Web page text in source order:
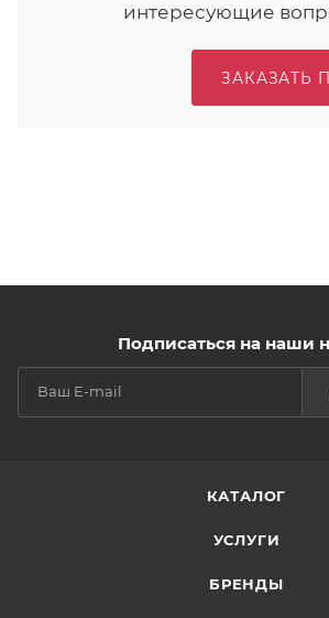
интересующие
ЗАКАЗАТЬ
Подписаться на наши
КАТАЛОГ
УСЛУГИ
БРЕНДЫ